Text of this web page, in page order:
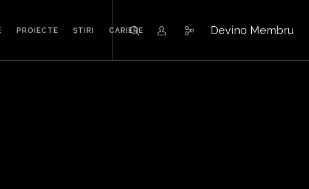
Devino Membru
PROIECTE ȘTIRI CARIERE